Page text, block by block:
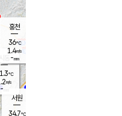
동
℃
m/s
- mm
서원
34.7℃
홍천
36℃
1.4m/s
-mm